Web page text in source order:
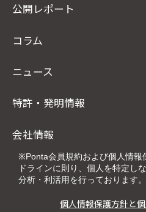
公開レポート
コラム
ニュース
特許・発明情報
会社情報
※Ponta会員規約および個人情報
ドラインに則り、個人を特定し
分析・利活用を行っております。
個人情報保護方針と